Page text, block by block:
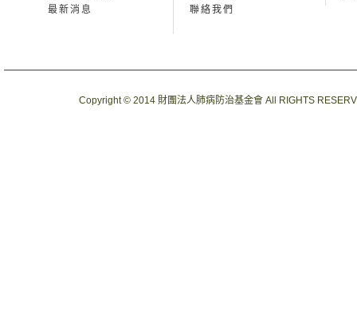
最新消息
聯絡我們
Copyright © 2014 財團法人肺病防治基金會 All RIGHTS